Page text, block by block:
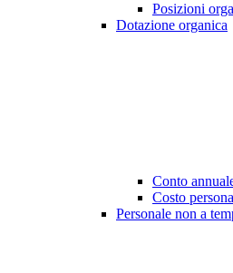
Posizioni
Dotazione organica
Conto
Costo
Personale non a